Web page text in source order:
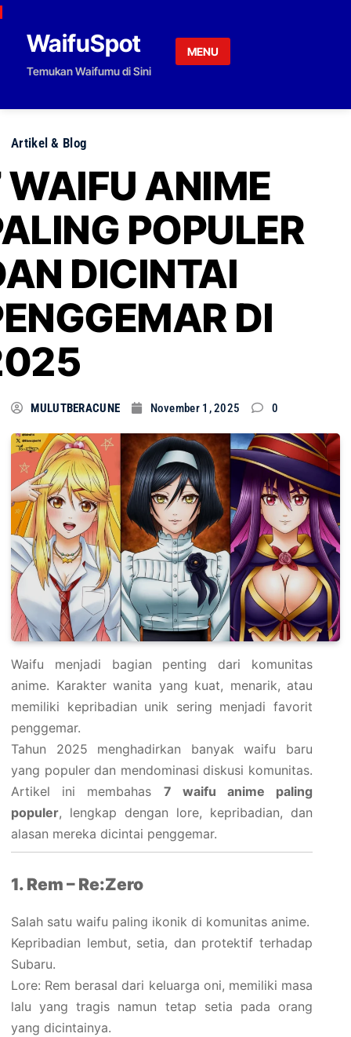
Skip to content
WaifuSpot
Temukan Waifumu di Sini
MENU
Artikel & Blog
WAIFU ANIME
POPULER
DICINTAI
DI
MULUTBERACUNE November 1, 2025 0
Waifu menjadi bagian penting dari komunitas
anime. Karakter wanita yang kuat, menarik, atau
memiliki kepribadian unik sering menjadi favorit
penggemar.
Tahun 2025 menghadirkan banyak waifu baru
yang populer dan mendominasi diskusi komunitas.
Artikel ini membahas 7 waifu anime paling
populer, lengkap dengan lore, kepribadian, dan
alasan mereka dicintai penggemar.
1. Rem – Re:Zero
Salah satu waifu paling ikonik di komunitas anime.
Kepribadian lembut, setia, dan protektif terhadap
Subaru.
Lore: Rem berasal dari keluarga oni, memiliki masa
lalu yang tragis namun tetap setia pada orang
yang dicintainya.